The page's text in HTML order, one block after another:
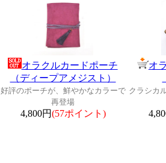
オラクルカードポーチ
（ディープアメジスト）
好評のポーチが、鮮やかなカラーで
再登場
4,800円(57ポイント)
オ
クラシカ